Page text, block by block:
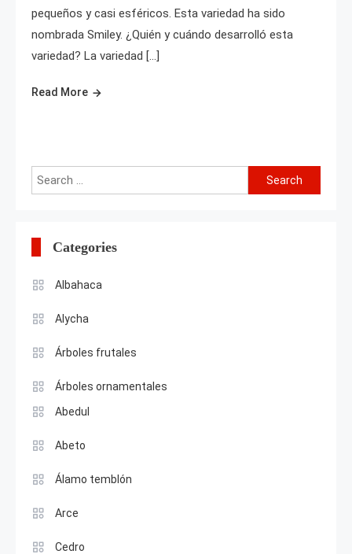
pequeños y casi esféricos. Esta variedad ha sido
nombrada Smiley. ¿Quién y cuándo desarrolló esta
variedad? La variedad […]
Read More
Search
for:
Categories
Albahaca
Alycha
Árboles frutales
Árboles ornamentales
Abedul
Abeto
Álamo temblón
Arce
Cedro